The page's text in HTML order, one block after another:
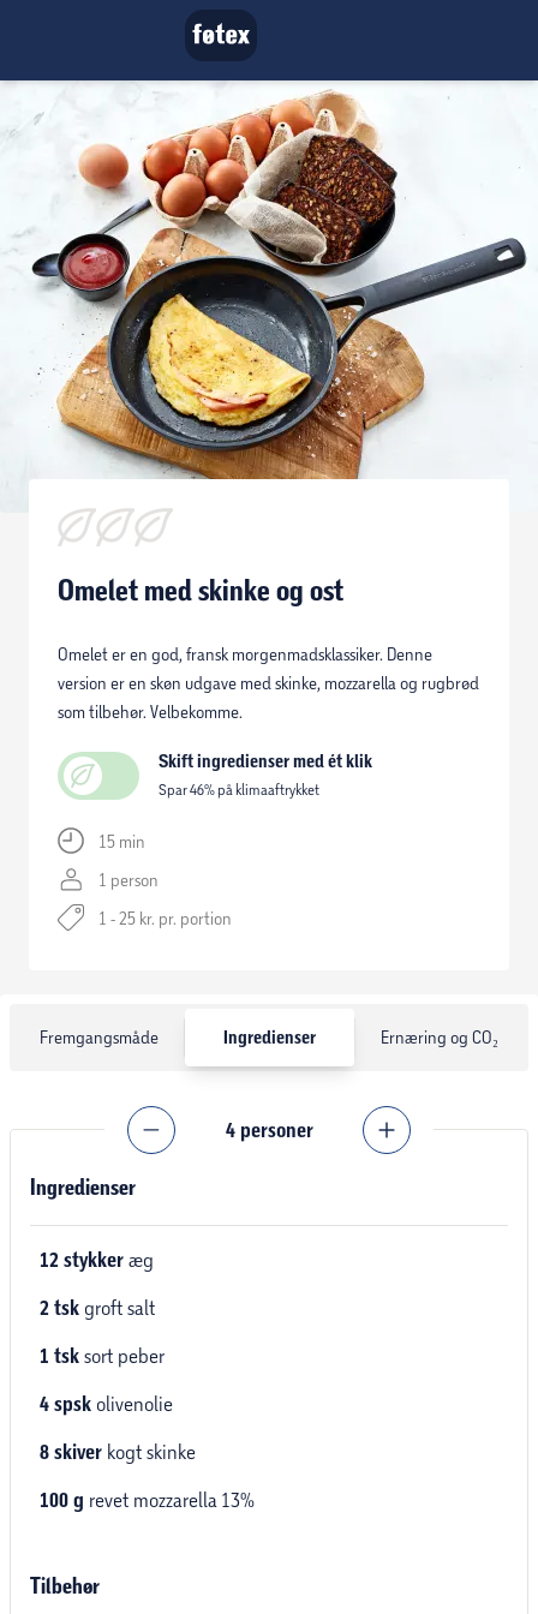
Omelet med skinke og ost
Omelet er en god, fransk morgenmadsklassiker. Denne
version er en skøn udgave med skinke, mozzarella og rugbrød
som tilbehør. Velbekomme.
Skift ingredienser med ét klik
Spar 46% på klimaaftrykket
15 min
1 person
1 - 25 kr. pr. portion
Fremgangsmåde Ingredienser Ernæring og CO₂
4 personer
Ingredienser
12 stykker æg
2 tsk groft salt
1 tsk sort peber
4 spsk olivenolie
8 skiver kogt skinke
100 g revet mozzarella 13%
Tilbehør